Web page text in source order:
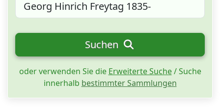
Suchen
oder verwenden Sie die Erweiterte Suche/ Suche
innerhalb bestimmter Sammlungen